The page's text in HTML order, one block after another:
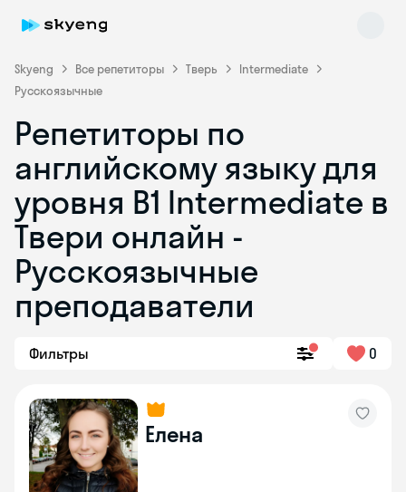
Skyeng Все репетиторы Тверь
Intermediate
Русскоязычные
Репетиторы по
английскому языку для
уровня B1 Intermediate в
Твери онлайн -
Русскоязычные
преподаватели
Фильтры 0
Елена
Skyeng Chat
online